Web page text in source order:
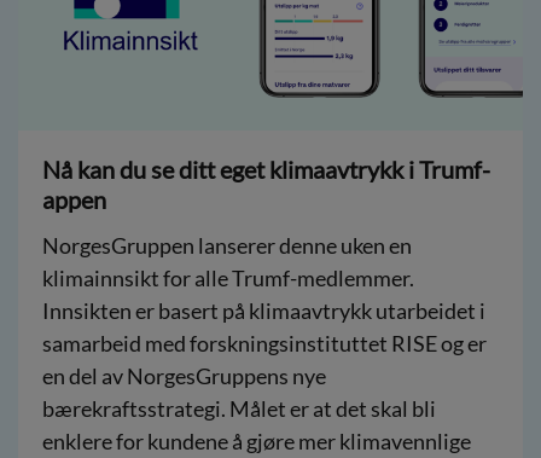
Nå kan du se ditt eget klimaavtrykk i Trumf-
appen
NorgesGruppen lanserer denne uken en
klimainnsikt for alle Trumf-medlemmer.
Innsikten er basert på klimaavtrykk utarbeidet i
samarbeid med forskningsinstituttet RISE og er
en del av NorgesGruppens nye
bærekraftsstrategi. Målet er at det skal bli
enklere for kundene å gjøre mer klimavennlige